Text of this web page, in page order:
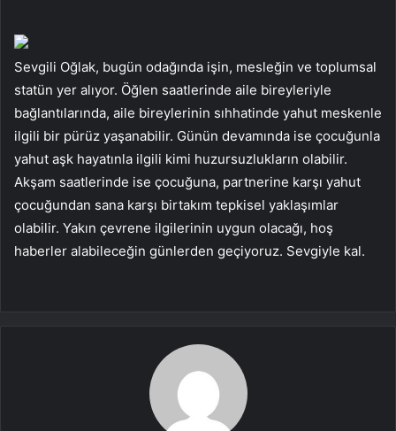
Sevgili Oğlak, bugün odağında işin, mesleğin ve toplumsal
statün yer alıyor. Öğlen saatlerinde aile bireyleriyle
bağlantılarında, aile bireylerinin sıhhatinde yahut meskenle
ilgili bir pürüz yaşanabilir. Günün devamında ise çocuğunla
yahut aşk hayatınla ilgili kimi huzursuzlukların olabilir.
Akşam saatlerinde ise çocuğuna, partnerine karşı yahut
çocuğundan sana karşı birtakım tepkisel yaklaşımlar
olabilir. Yakın çevrene ilgilerinin uygun olacağı, hoş
haberler alabileceğin günlerden geçiyoruz. Sevgiyle kal.